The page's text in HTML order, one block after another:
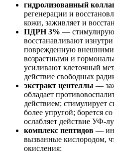
гидролизованный
регенерации и
кожи, заживляет и
ПДРН 3% —
восстанавливают
поврежденную внешними
возрастными и
усиливают клеточный
действие свободных
экстракт центеллы —
обладает
действием; стимулирует
более упругой; борется
ослабляет действие УФ-
комплекс пептидов —
вызванные кислородом,
окисления;